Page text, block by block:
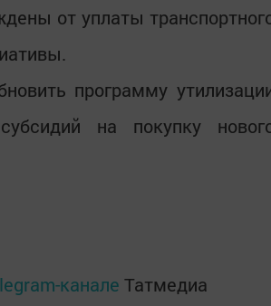
от уплаты
программу
на покупку
канале Татмедиа